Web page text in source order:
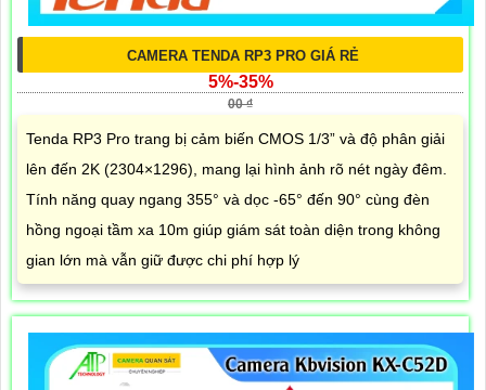
CAMERA TENDA RP3 PRO GIÁ RẺ
5%-35%
00 ₫
Tenda RP3 Pro trang bị cảm biến CMOS 1/3” và độ phân giải
lên đến 2K (2304×1296), mang lại hình ảnh rõ nét ngày đêm.
Tính năng quay ngang 355° và dọc -65° đến 90° cùng đèn
hồng ngoại tầm xa 10m giúp giám sát toàn diện trong không
gian lớn mà vẫn giữ được chi phí hợp lý